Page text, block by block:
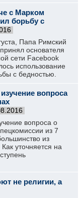
с Марком
борьбу с
Папа Римский
основателя
сети Facebook
использование
с бедностью.
вопроса
вопроса о
из 7
из
уточняется на
не религии, а